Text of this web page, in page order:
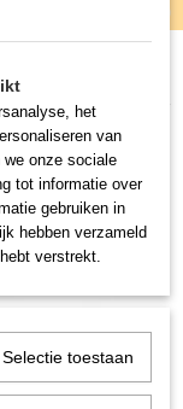
(0)
vriescel
het
van
we onze sociale
tot informatie over
gebruiken in
hebben verzameld
verstrekt.
Selectie toestaan